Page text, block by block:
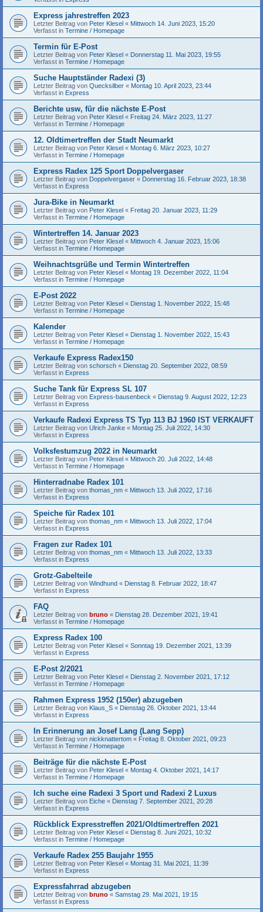
Express jahrestreffen 2023
Letzter Beitrag von Peter Klesel « Mittwoch 14. Juni 2023, 15:20
Verfasst in Termine / Homepage
Termin für E-Post
Letzter Beitrag von Peter Klesel « Donnerstag 11. Mai 2023, 19:55
Verfasst in Termine / Homepage
Suche Hauptständer Radexi (3)
Letzter Beitrag von Quecksilber « Montag 10. April 2023, 23:44
Verfasst in Express
Berichte usw, für die nächste E-Post
Letzter Beitrag von Peter Klesel « Freitag 24. März 2023, 11:27
Verfasst in Termine / Homepage
12. Oldtimertreffen der Stadt Neumarkt
Letzter Beitrag von Peter Klesel « Montag 6. März 2023, 10:27
Verfasst in Termine / Homepage
Express Radex 125 Sport Doppelvergaser
Letzter Beitrag von Doppelvergaser « Donnerstag 16. Februar 2023, 18:38
Verfasst in Express
Jura-Bike in Neumarkt
Letzter Beitrag von Peter Klesel « Freitag 20. Januar 2023, 11:29
Verfasst in Termine / Homepage
Wintertreffen 14. Januar 2023
Letzter Beitrag von Peter Klesel « Mittwoch 4. Januar 2023, 15:06
Verfasst in Termine / Homepage
Weihnachtsgrüße und Termin Wintertreffen
Letzter Beitrag von Peter Klesel « Montag 19. Dezember 2022, 11:04
Verfasst in Termine / Homepage
E-Post 2022
Letzter Beitrag von Peter Klesel « Dienstag 1. November 2022, 15:48
Verfasst in Termine / Homepage
Kalender
Letzter Beitrag von Peter Klesel « Dienstag 1. November 2022, 15:43
Verfasst in Termine / Homepage
Verkaufe Express Radex150
Letzter Beitrag von schorsch « Dienstag 20. September 2022, 08:59
Verfasst in Express
Suche Tank für Express SL 107
Letzter Beitrag von Express-bausenbeck « Dienstag 9. August 2022, 12:23
Verfasst in Express
Verkaufe Radexi Express TS Typ 113 BJ 1960 IST VERKAUFT
Letzter Beitrag von Ulrich Janke « Montag 25. Juli 2022, 14:30
Verfasst in Express
Volksfestumzug 2022 in Neumarkt
Letzter Beitrag von Peter Klesel « Mittwoch 20. Juli 2022, 14:48
Verfasst in Termine / Homepage
Hinterradnabe Radex 101
Letzter Beitrag von thomas_nm « Mittwoch 13. Juli 2022, 17:16
Verfasst in Express
Speiche für Radex 101
Letzter Beitrag von thomas_nm « Mittwoch 13. Juli 2022, 17:04
Verfasst in Express
Fragen zur Radex 101
Letzter Beitrag von thomas_nm « Mittwoch 13. Juli 2022, 13:33
Verfasst in Express
Grotz-Gabelteile
Letzter Beitrag von Windhund « Dienstag 8. Februar 2022, 18:47
Verfasst in Express
FAQ
Letzter Beitrag von bruno « Dienstag 28. Dezember 2021, 19:41
Verfasst in Termine / Homepage
Express Radex 100
Letzter Beitrag von Peter Klesel « Sonntag 19. Dezember 2021, 13:39
Verfasst in Express
E-Post 2/2021
Letzter Beitrag von Peter Klesel « Dienstag 2. November 2021, 17:12
Verfasst in Termine / Homepage
Rahmen Express 1952 (150er) abzugeben
Letzter Beitrag von Klaus_S « Dienstag 26. Oktober 2021, 13:44
Verfasst in Express
In Erinnerung an Josef Lang (Lang Sepp)
Letzter Beitrag von nickknattertom « Freitag 8. Oktober 2021, 09:23
Verfasst in Termine / Homepage
Beiträge für die nächste E-Post
Letzter Beitrag von Peter Klesel « Montag 4. Oktober 2021, 14:17
Verfasst in Termine / Homepage
Ich suche eine Radexi 3 Sport und Radexi 2 Luxus
Letzter Beitrag von Eiche « Dienstag 7. September 2021, 20:28
Verfasst in Express
Rückblick Expresstreffen 2021/Oldtimertreffen 2021
Letzter Beitrag von Peter Klesel « Dienstag 8. Juni 2021, 10:32
Verfasst in Termine / Homepage
Verkaufe Radex 255 Baujahr 1955
Letzter Beitrag von Peter Klesel « Montag 31. Mai 2021, 11:39
Verfasst in Express
Expressfahrrad abzugeben
Letzter Beitrag von bruno « Samstag 29. Mai 2021, 19:15
Verfasst in Express